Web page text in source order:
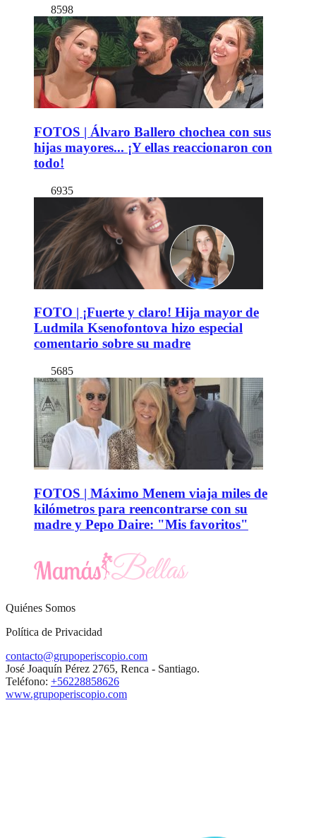
8598
FOTOS | Álvaro Ballero chochea con sus
hijas mayores... ¡Y ellas reaccionaron con
todo!
6935
FOTO | ¡Fuerte y claro! Hija mayor de
Ludmila Ksenofontova hizo especial
comentario sobre su madre
5685
FOTOS | Máximo Menem viaja miles de
kilómetros para reencontrarse con su
madre y Pepo Daire: "Mis favoritos"
Quiénes Somos
Política de Privacidad
contacto@grupoperiscopio.com
José Joaquín Pérez 2765, Renca - Santiago.
Teléfono: +56228858626
www.grupoperiscopio.com